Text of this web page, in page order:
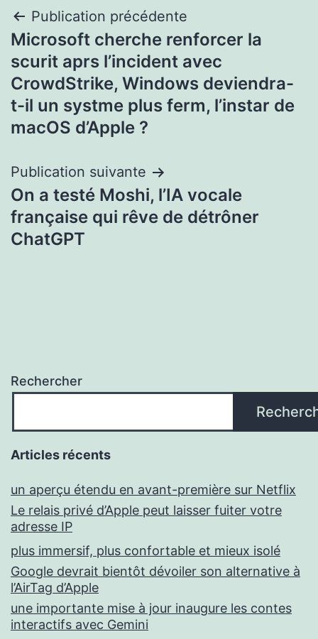
Navigation
de
l’article
Publication précédente
Microsoft cherche renforcer la
scurit aprs l’incident avec
CrowdStrike, Windows deviendra-
t-il un systme plus ferm, l’instar de
macOS d’Apple ?
Publication suivante
On a testé Moshi, l’IA vocale
française qui rêve de détrôner
ChatGPT
Rechercher
Articles récents
un aperçu étendu en avant-première sur Netflix
Le relais privé d’Apple peut laisser fuiter votre
adresse IP
plus immersif, plus confortable et mieux isolé
Google devrait bientôt dévoiler son alternative à
l’AirTag d’Apple
une importante mise à jour inaugure les contes
interactifs avec Gemini